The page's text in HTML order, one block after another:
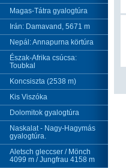
Magas-Tátra gyalogtúra
Irán: Damavand, 5671 m
Nepál: Annapurna körtúra
Észak-Afrika csúcsa:
Toubkal
Koncsiszta (2538 m)
Kis Viszóka
Dolomitok gyalogtúra
Naskalat - Nagy-Hagymás
gyalogtúra.
Aletsch gleccser / Mönch
4099 m / Jungfrau 4158 m